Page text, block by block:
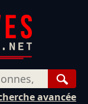
avancée